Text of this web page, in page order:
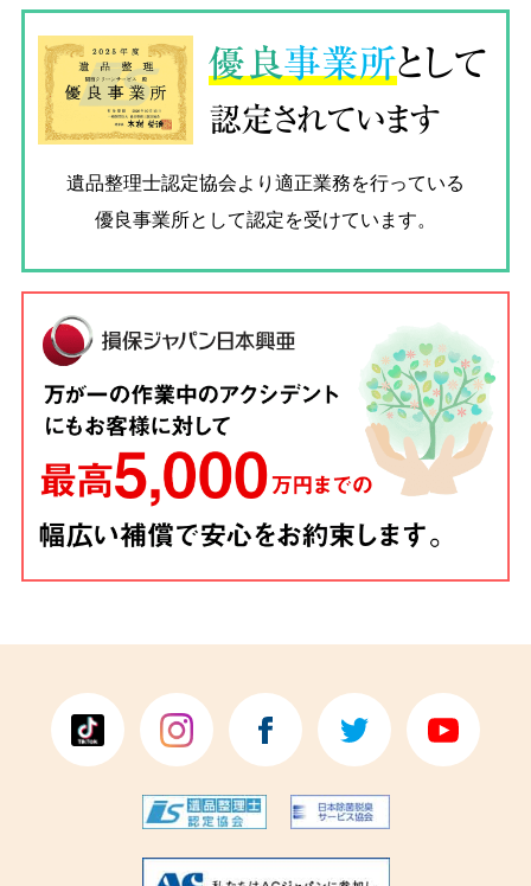
優良事業所として
認定されています
遺品整理士認定協会より適正業務を行っている
優良事業所として認定を受けています。